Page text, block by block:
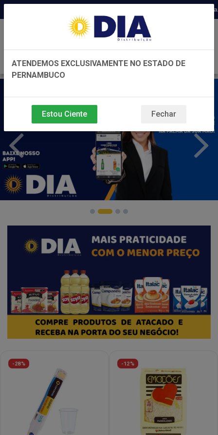
Distribuidora há 22 anos em
-28% -12%
ATENDEMOS EXCLUSIVAMENTE NO ESTADO DE
PERNAMBUCO
Estou Ciente Fechar